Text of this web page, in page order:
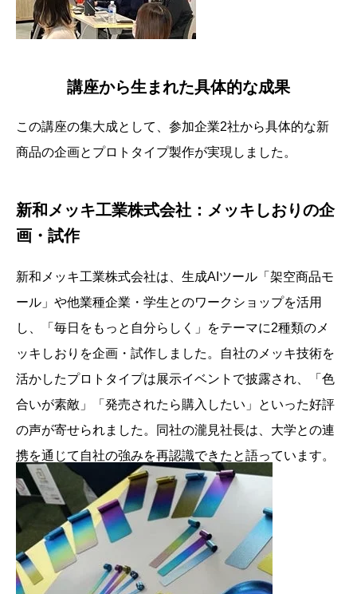
講座から生まれた具体的な成果
この講座の集大成として、参加企業2社から具体的な新
商品の企画とプロトタイプ製作が実現しました。
新和メッキ工業株式会社：メッキしおりの企
画・試作
新和メッキ工業株式会社は、生成AIツール「架空商品モ
ール」や他業種企業・学生とのワークショップを活用
し、「毎日をもっと自分らしく」をテーマに2種類のメ
ッキしおりを企画・試作しました。自社のメッキ技術を
活かしたプロトタイプは展示イベントで披露され、「色
合いが素敵」「発売されたら購入したい」といった好評
の声が寄せられました。同社の瀧見社長は、大学との連
携を通じて自社の強みを再認識できたと語っています。